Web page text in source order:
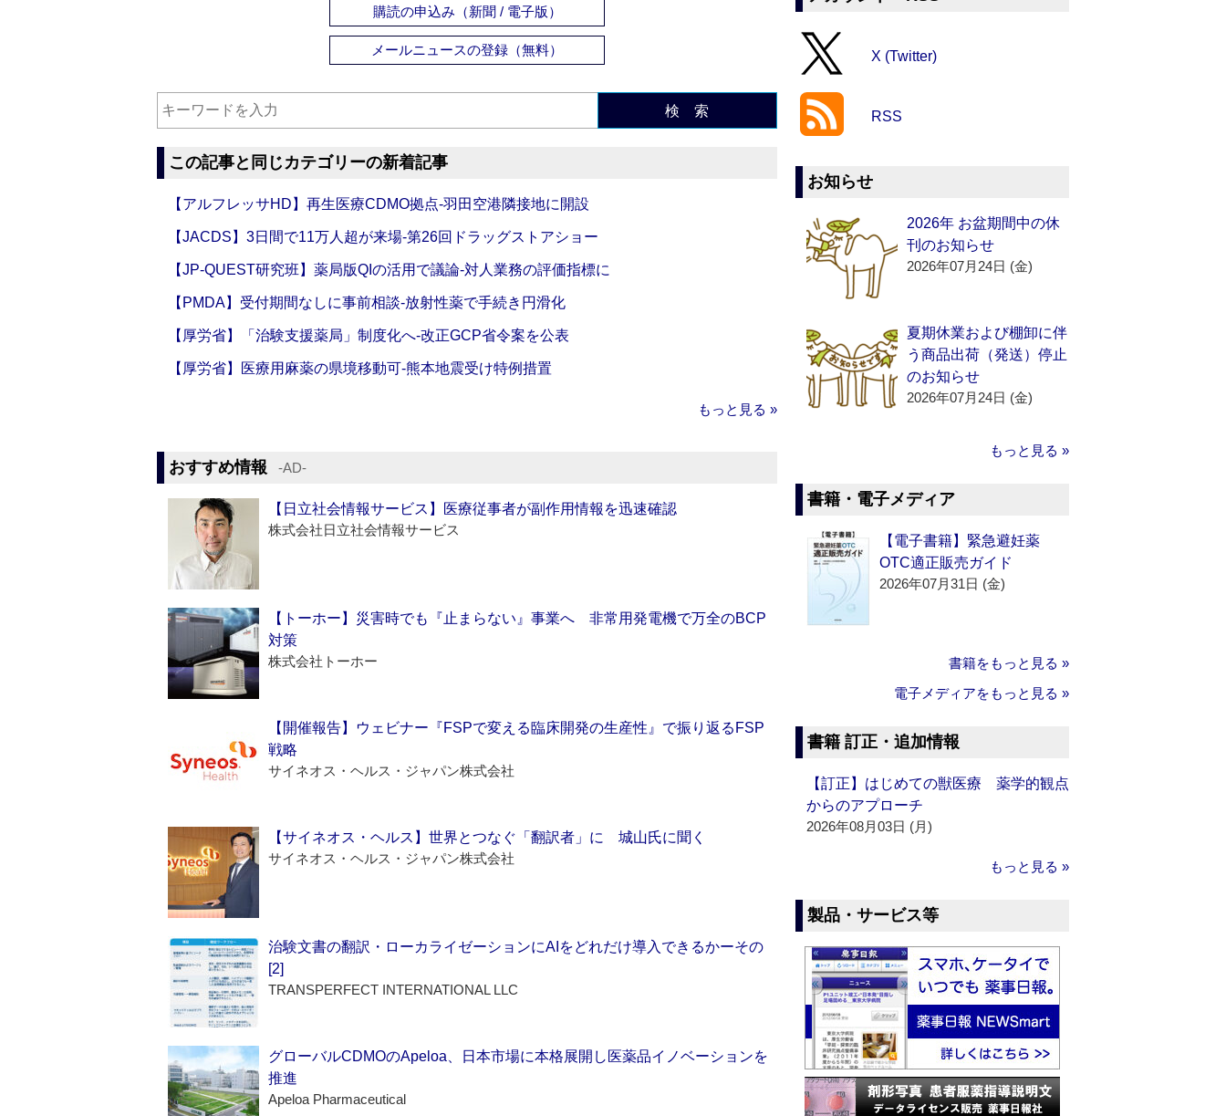
購読の申込み（新聞 / 電子版）
メールニュースの登録（無料）
検 索
この記事と同じカテゴリーの新着記事
【アルフレッサHD】再生医療CDMO拠点‐羽田空港隣接地に開設
【JACDS】3日間で11万人超が来場‐第26回ドラッグストアショー
【JP-QUEST研究班】薬局版QIの活用で議論‐対人業務の評価指標に
【PMDA】受付期間なしに事前相談‐放射性薬で手続き円滑化
【厚労省】「治験支援薬局」制度化へ‐改正GCP省令案を公表
【厚労省】医療用麻薬の県境移動可‐熊本地震受け特例措置
もっと見る »
おすすめ情報 ‐AD‐
【日立社会情報サービス】医療従事者が副作用情報を迅速確認
株式会社日立社会情報サービス
【トーホー】災害時でも『止まらない』事業へ 非常用発電機で万全のBCP
対策
株式会社トーホー
【開催報告】ウェビナー『FSPで変える臨床開発の生産性』で振り返るFSP
戦略
サイネオス・ヘルス・ジャパン株式会社
【サイネオス・ヘルス】世界とつなぐ「翻訳者」に 城山氏に聞く
サイネオス・ヘルス・ジャパン株式会社
治験文書の翻訳・ローカライゼーションにAIをどれだけ導入できるかーその
[2]
TRANSPERFECT INTERNATIONAL LLC
グローバルCDMOのApeloa、日本市場に本格展開し医薬品イノベーションを
推進
Apeloa Pharmaceutical
X (Twitter)
RSS
お知らせ
2026年 お盆期間中の休
刊のお知らせ
2026年07月24日 (金)
夏期休業および棚卸に伴
う商品出荷（発送）停止
のお知らせ
2026年07月24日 (金)
もっと見る »
書籍・電子メディア
【電子書籍】緊急避妊薬
OTC適正販売ガイド
2026年07月31日 (金)
書籍をもっと見る »
電子メディアをもっと見る »
書籍 訂正・追加情報
【訂正】はじめての獣医療 薬学的観点
からのアプローチ
2026年08月03日 (月)
もっと見る »
製品・サービス等